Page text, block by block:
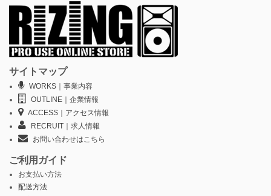
サイトマップ
WORKS｜事業内容
OUTLINE｜企業情報
ACCESS｜アクセス情報
RECRUIT｜求人情報
お問い合わせはこちら
ご利用ガイド
お支払い方法
配送方法